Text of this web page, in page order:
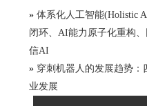
» 体系化人工智能(Holistic
闭环、AI能力原子化重构
信AI
» 穿刺机器人的发展趋势：
业发展